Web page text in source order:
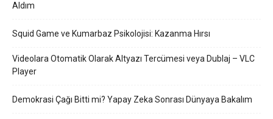
Aldım
Squid Game ve Kumarbaz Psikolojisi: Kazanma Hırsı
Videolara Otomatik Olarak Altyazı Tercümesi veya Dublaj – VLC
Player
Demokrasi Çağı Bitti mi? Yapay Zeka Sonrası Dünyaya Bakalım